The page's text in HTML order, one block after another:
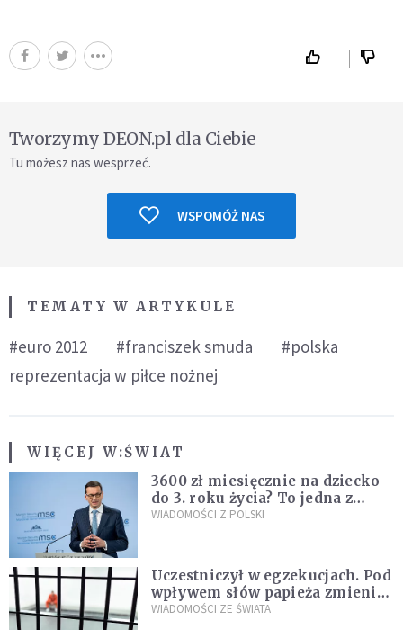
Tworzymy DEON.pl dla Ciebie
Tu możesz nas wesprzeć.
WSPOMÓŻ NAS
TEMATY W ARTYKULE
#euro 2012 #franciszek smuda
#polska
reprezentacja w piłce nożnej
WIĘCEJ W:ŚWIAT
3600 zł miesięcznie na dziecko
do 3. roku życia? To jedna z
propozycji programu "Rozwój
WIADOMOŚCI Z POLSKI
Uczestniczył w egzekucjach. Pod
wpływem słów papieża zmienił
zdanie
WIADOMOŚCI ZE ŚWIATA